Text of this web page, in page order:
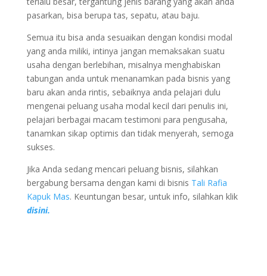
pasarkan, bisa berupa tas, sepatu, atau baju.
Semua itu bisa anda sesuaikan dengan kondisi modal
yang anda miliki, intinya jangan memaksakan suatu
usaha dengan berlebihan, misalnya menghabiskan
tabungan anda untuk menanamkan pada bisnis yang
baru akan anda rintis, sebaiknya anda pelajari dulu
mengenai peluang usaha modal kecil dari penulis ini,
pelajari berbagai macam testimoni para pengusaha,
tanamkan sikap optimis dan tidak menyerah, semoga
sukses.
Jika Anda sedang mencari peluang bisnis, silahkan
bergabung bersama dengan kami di bisnis Tali Rafia
Kapuk Mas. Keuntungan besar, untuk info, silahkan klik
disini.